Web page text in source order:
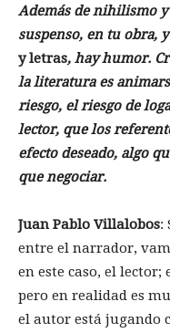
Además de nihilismo
suspenso, en tu obra,
y letras, hay humor.
la literatura es
riesgo, el riesgo de
lector, que los
efecto deseado, algo
que negociar.
Juan Pablo Villalobos:
entre el narrador,
en este caso, el lector;
pero en realidad es
el autor está jugando